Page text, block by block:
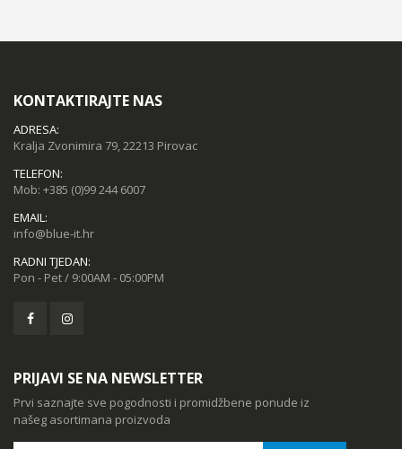
KONTAKTIRAJTE NAS
ADRESA:
Kralja Zvonimira 79, 22213 Pirovac
TELEFON:
Mob: +385 (0)99 244 6007
EMAIL:
info@blue-it.hr
RADNI TJEDAN:
Pon - Pet / 9:00AM - 05:00PM
PRIJAVI SE NA NEWSLETTER
Prvi saznajte sve pogodnosti i promidžbene ponude iz
našeg asortimana proizvoda